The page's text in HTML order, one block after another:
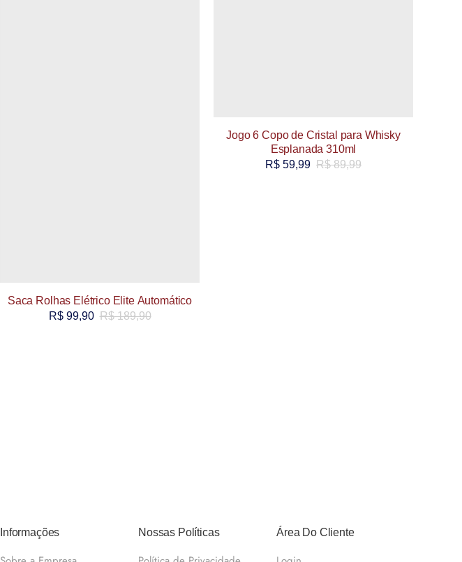
Saca Rolhas Elétrico Elite Automático
R$189,90
R$99,90
Jogo 6 Copo de Cristal para Whisky
Esplanada 310ml
R$89,99
R$ 59,99
Informações Nossas Políticas Área Do Cliente